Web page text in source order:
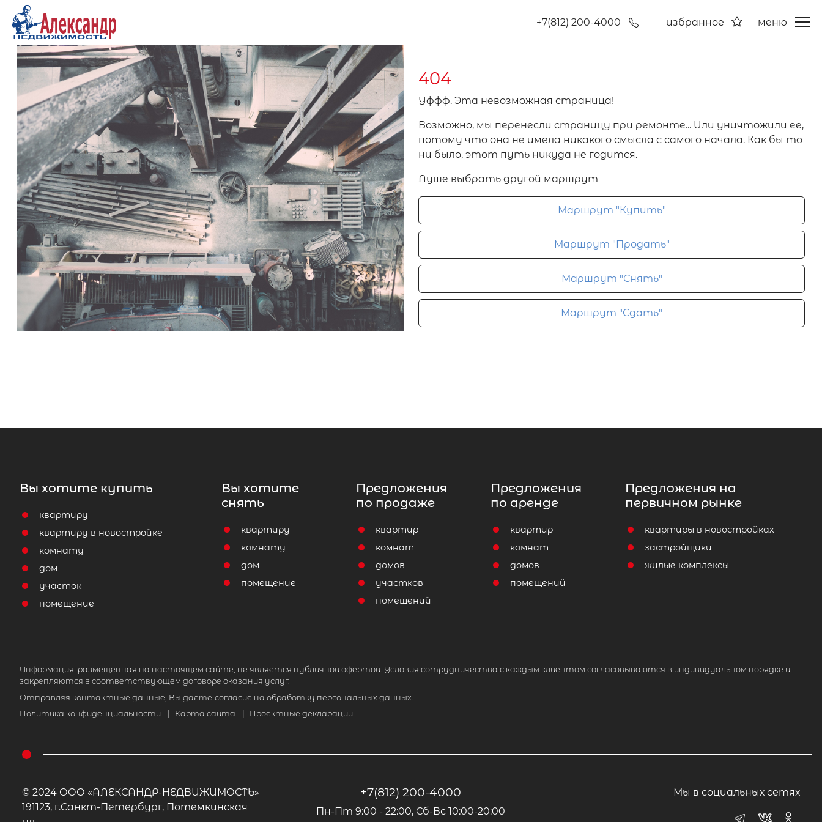
+7(812) 200-4000 избранное меню
404
Уффф. Эта невозможная страница!
Возможно, мы перенесли страницу при ремонте... Или уничтожили ее,
потому что она не имела никакого смысла с самого начала. Как бы то
ни было, этот путь никуда не годится.
Луше выбрать другой маршрут
Маршрут "Купить"
Маршрут "Продать"
Маршрут "Снять"
Маршрут "Сдать"
Вы хотите купить
квартиру
квартиру в новостройке
комнату
дом
участок
помещение
Вы хотите
снять
квартиру
комнату
дом
помещение
Предложения
по продаже
квартир
комнат
домов
участков
помещений
Предложения
по аренде
квартир
комнат
домов
помещений
Предложения на
первичном рынке
квартиры в новостройках
застройщики
жилые комплексы
Информация, размещенная на настоящем сайте, не является публичной офертой. Условия сотрудничества с каждым клиентом согласовываются в индивидуальном порядке и
закрепляются в соответствующем договоре оказания услуг.
Отправляя контактные данные, Вы даете согласие на обработку персональных данных.
Политика конфиденциальности
Карта сайта Проектные декларации
© 2024 ООО «АЛЕКСАНДР-НЕДВИЖИМОСТЬ»
191123, г.Санкт-Петербург, Потемкинская
+7(812) 200-4000
Пн-Пт 9:00 - 22:00, Сб-Вс 10:00-20:00
Мы в социальных сетях